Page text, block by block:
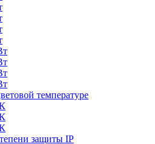
температуре
защиты IP